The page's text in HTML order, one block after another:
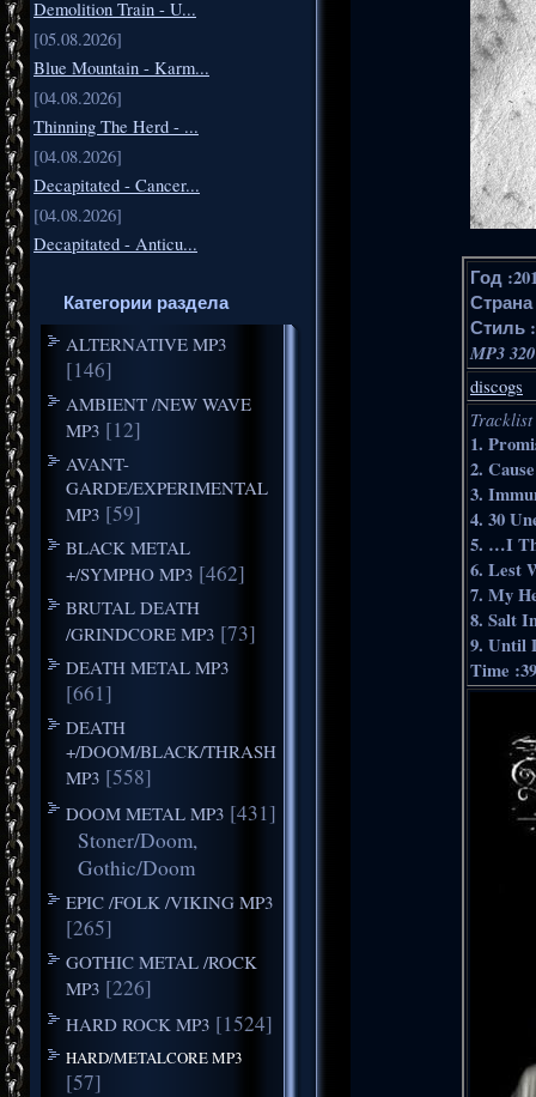
Demolition Train - U...
[05.08.2026]
Blue Mountain - Karm...
[04.08.2026]
Thinning The Herd - ...
[04.08.2026]
Decapitated - Cancer...
[04.08.2026]
Decapitated - Anticu...
Категории раздела
ALTERNATIVE MP3
[146]
AMBIENT /NEW WAVE
MP3 [12]
AVANT-
GARDE/EXPERIMENTAL
MP3 [59]
BLACK METAL
+/SYMPHO MP3 [462]
BRUTAL DEATH
/GRINDCORE MP3 [73]
DEATH METAL MP3
[661]
DEATH
+/DOOM/BLACK/THRASH
MP3 [558]
DOOM METAL MP3 [431]
Stoner/Doom,
Gothic/Doom
EPIC /FOLK /VIKING MP3
[265]
GOTHIC METAL /ROCK
MP3 [226]
HARD ROCK MP3 [1524]
HARD/METALCORE MP3
[57]
Год
Стиль
MP3 320
discogs
Tracklist
1.
2.
3.
4. 30
5. …I
6. Lest
7. My
8. Salt
9. Until
Time